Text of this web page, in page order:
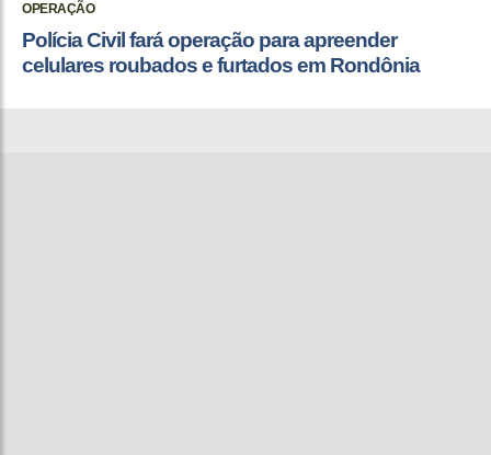
OPERAÇÃO
Polícia Civil fará operação para apreender
celulares roubados e furtados em Rondônia